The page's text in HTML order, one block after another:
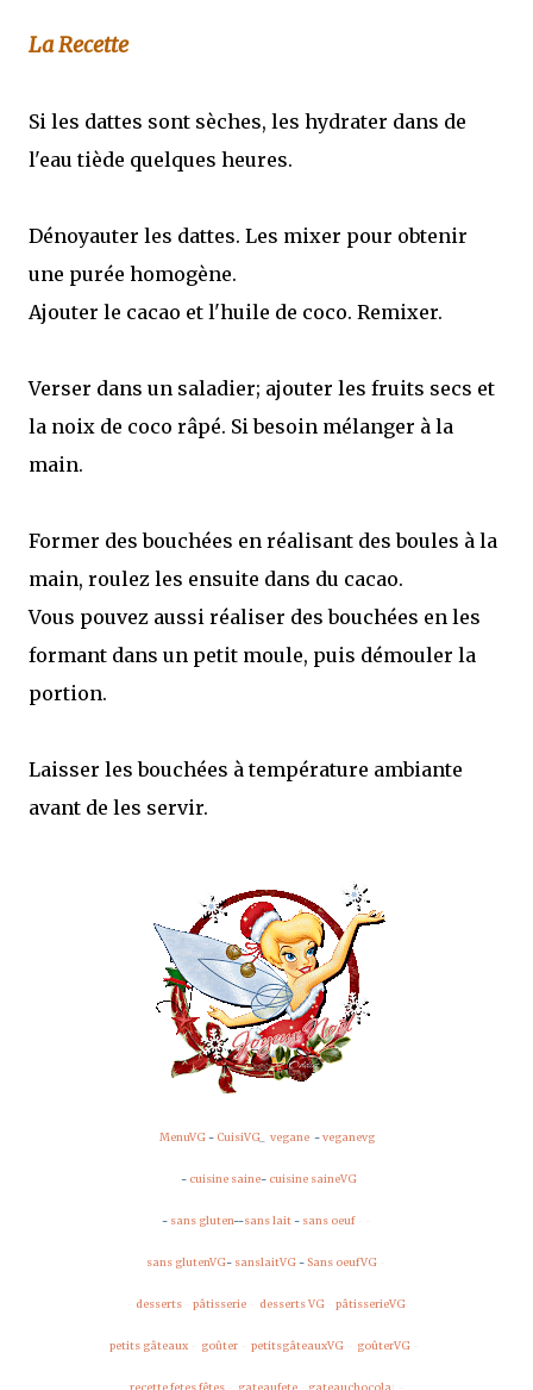
La Recette
Si les dattes sont sèches, les hydrater dans de
l'eau tiède quelques heures.
Dénoyauter les dattes. Les mixer pour obtenir
une purée homogène.
Ajouter le cacao et l'huile de coco. Remixer.
Verser dans un saladier; ajouter les fruits secs et
la noix de coco râpé. Si besoin mélanger à la
main.
Former des bouchées en réalisant des boules à la
main, roulez les ensuite dans du cacao.
Vous pouvez aussi réaliser des bouchées en les
formant dans un petit moule, puis démouler la
portion.
Laisser les bouchées à température ambiante
avant de les servir.
MenuVG- CuisiVG_ vegane -veganevg
- cuisine saine- cuisine saineVG
- sans gluten--sans lait- sans oeuf- -
sans glutenVG- sanslaitVG- Sans oeufVG-
desserts pâtisserie desserts VG pâtisserieVG
petits gâteaux goûter petitsgâteauxVG goûterVG
recette fetes fêtes gateaufete- gateauchocola